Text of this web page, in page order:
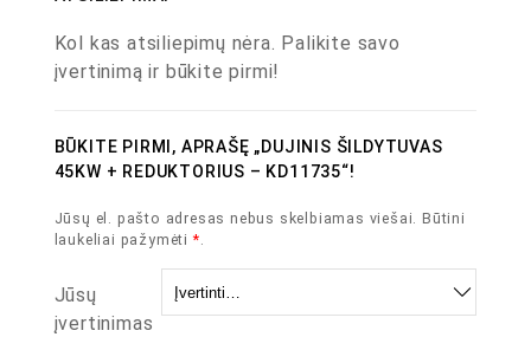
Kol kas atsiliepimų nėra. Palikite savo
įvertinimą ir būkite pirmi!
BŪKITE PIRMI, APRAŠĘ „DUJINIS ŠILDYTUVAS
45KW + REDUKTORIUS – KD11735“!
Jūsų el. pašto adresas nebus skelbiamas viešai. Būtini
laukeliai pažymėti *.
Jūsų
įvertinimas